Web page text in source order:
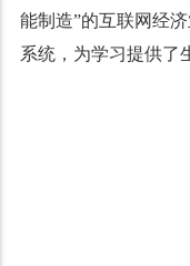
能制造”的互联网经
系统，为学习提供了